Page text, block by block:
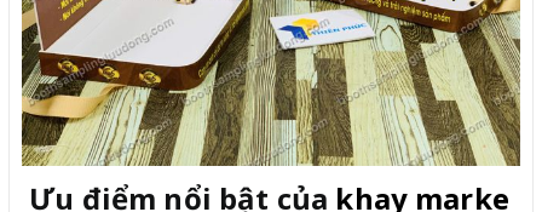
Ưu điểm nổi bật của khay marke